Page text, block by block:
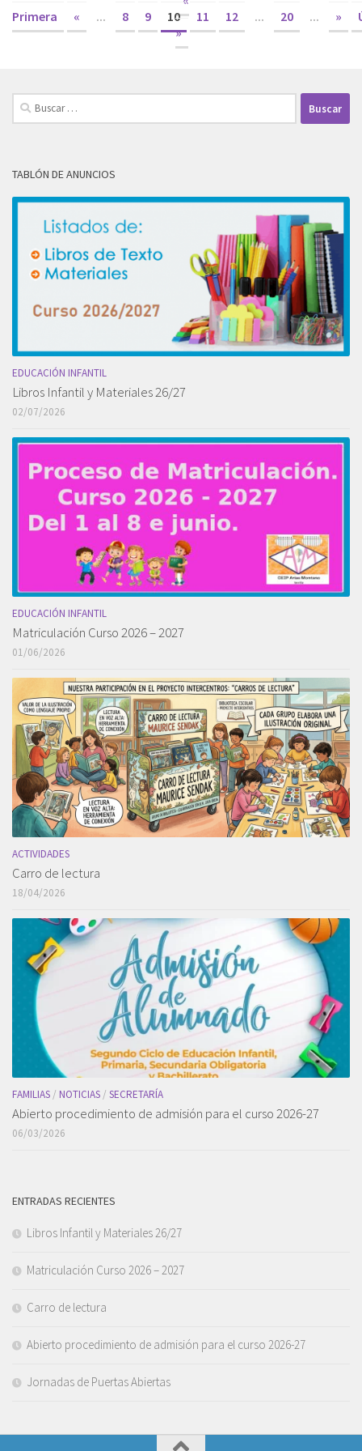
Primera
« ... 8 9 10 11 12 ... 20 ... »
»
Buscar:
TABLÓN DE ANUNCIOS
EDUCACIÓN INFANTIL
Libros Infantil y Materiales 26/27
02/07/2026
EDUCACIÓN INFANTIL
Matriculación Curso 2026 – 2027
01/06/2026
ACTIVIDADES
Carro de lectura
18/04/2026
FAMILIAS / NOTICIAS / SECRETARÍA
Abierto procedimiento de admisión para el curso 2026-27
06/03/2026
ENTRADAS RECIENTES
Libros Infantil y Materiales 26/27
Matriculación Curso 2026 – 2027
Carro de lectura
Abierto procedimiento de admisión para el curso 2026-27
Jornadas de Puertas Abiertas